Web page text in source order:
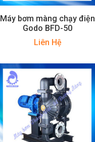
Máy bơm màng chạy điện
Godo BFD-50
Liên Hệ